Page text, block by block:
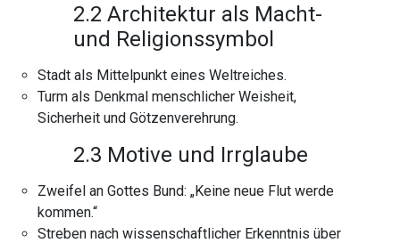
2.2 Architektur als Macht-
und Religionssymbol
Stadt als Mittelpunkt eines Weltreiches.
Turm als Denkmal menschlicher Weisheit,
Sicherheit und Götzenverehrung.
2.3 Motive und Irrglaube
Zweifel an Gottes Bund: „Keine neue Flut werde
kommen.“
Streben nach wissenschaftlicher Erkenntnis über